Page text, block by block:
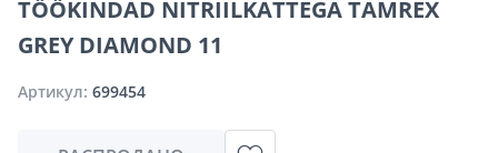
TÖÖKINDAD NITRIILKATTEGA TAMREX
GREY DIAMOND 11
Артикул: 699454